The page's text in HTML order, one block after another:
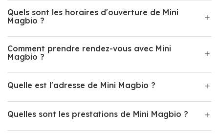
Quels sont les horaires d'ouverture de Mini
Magbio ?
Comment prendre rendez-vous avec Mini
Magbio ?
Quelle est l'adresse de Mini Magbio ?
Quelles sont les prestations de Mini Magbio ?